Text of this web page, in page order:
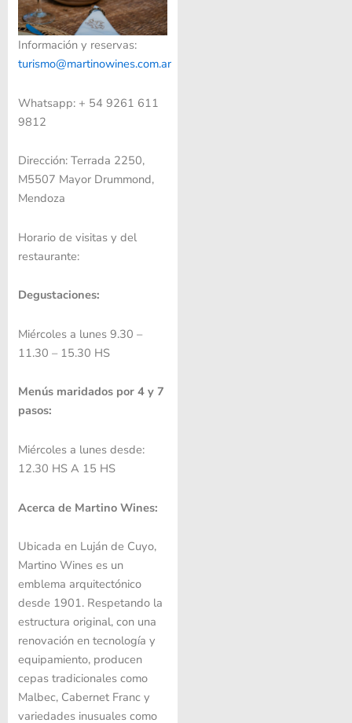
Información y reservas:
turismo@martinowines.com.ar
Whatsapp: + 54 9261 611
9812
Dirección: Terrada 2250,
M5507 Mayor Drummond,
Mendoza
Horario de visitas y del
restaurante:
Degustaciones:
Miércoles a lunes 9.30 –
11.30 – 15.30 HS
Menús maridados por 4 y 7
pasos:
Miércoles a lunes desde:
12.30 HS A 15 HS
Acerca de Martino Wines:
Ubicada en Luján de Cuyo,
Martino Wines es un
emblema arquitectónico
desde 1901. Respetando la
estructura original, con una
renovación en tecnología y
equipamiento, producen
cepas tradicionales como
Malbec, Cabernet Franc y
variedades inusuales como